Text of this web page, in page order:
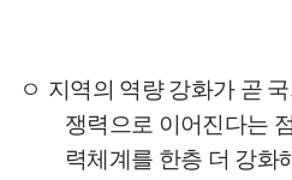
ㅇ 지역의 역량 강화가 곧
쟁력으로 이어진다는
력체계를 한층 더 강화